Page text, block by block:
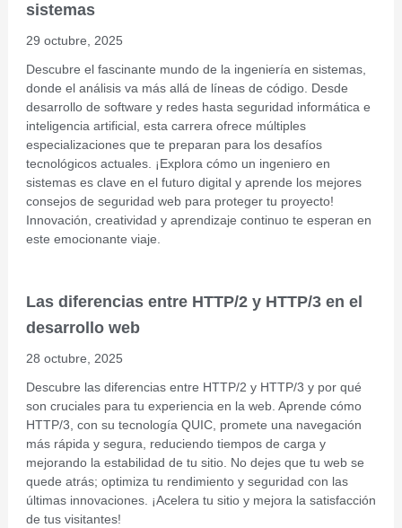
sistemas
29 octubre, 2025
Descubre el fascinante mundo de la ingeniería en sistemas,
donde el análisis va más allá de líneas de código. Desde
desarrollo de software y redes hasta seguridad informática e
inteligencia artificial, esta carrera ofrece múltiples
especializaciones que te preparan para los desafíos
tecnológicos actuales. ¡Explora cómo un ingeniero en
sistemas es clave en el futuro digital y aprende los mejores
consejos de seguridad web para proteger tu proyecto!
Innovación, creatividad y aprendizaje continuo te esperan en
este emocionante viaje.
Las diferencias entre HTTP/2 y HTTP/3 en el
desarrollo web
28 octubre, 2025
Descubre las diferencias entre HTTP/2 y HTTP/3 y por qué
son cruciales para tu experiencia en la web. Aprende cómo
HTTP/3, con su tecnología QUIC, promete una navegación
más rápida y segura, reduciendo tiempos de carga y
mejorando la estabilidad de tu sitio. No dejes que tu web se
quede atrás; optimiza tu rendimiento y seguridad con las
últimas innovaciones. ¡Acelera tu sitio y mejora la satisfacción
de tus visitantes!